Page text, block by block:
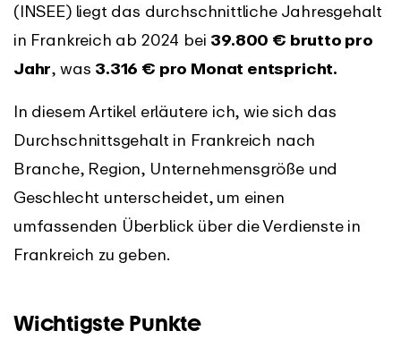
(INSEE) liegt das durchschnittliche Jahresgehalt
in Frankreich ab 2024 bei 39.800 € brutto pro
Jahr, was 3.316 € pro Monat entspricht.
In diesem Artikel erläutere ich, wie sich das
Durchschnittsgehalt in Frankreich nach
Branche, Region, Unternehmensgröße und
Geschlecht unterscheidet, um einen
umfassenden Überblick über die Verdienste in
Frankreich zu geben.
Wichtigste Punkte